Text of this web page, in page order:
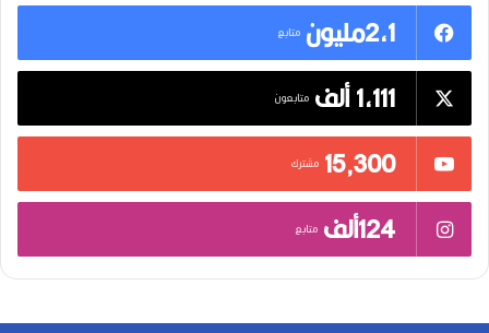
2,1مليون
متابع
1,111 ألف متابعون
15٬300 مشترك
124ألف متابع